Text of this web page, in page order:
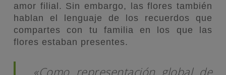
amor filial. Sin embargo, las flores también
hablan el lenguaje de los recuerdos que
compartes con tu familia en los que las
flores estaban presentes.
«Como representación global de